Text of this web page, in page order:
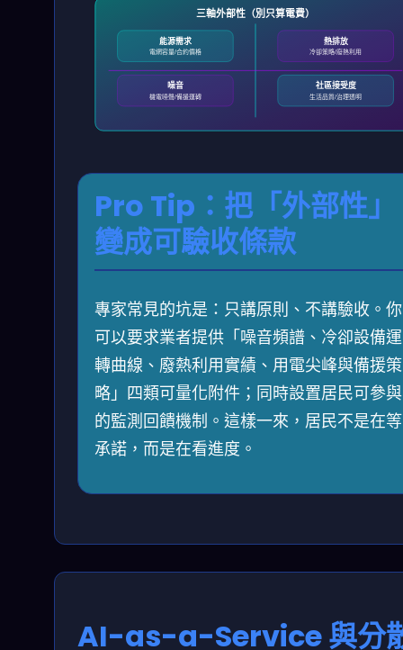
三軸外部性（別只算電費）
能源需求
電網容量/合約價格
熱排放
冷卻策略/廢熱利用
噪音
機電噪聲/備援運轉
社區接受度
生活品質/治理透明
Pro Tip：把「外部性」
變成可驗收條款
專家常見的坑是：只講原則、不講驗收。你
可以要求業者提供「噪音頻譜、冷卻設備運
轉曲線、廢熱利用實績、用電尖峰與備援策
略」四類可量化附件；同時設置居民可參與
的監測回饋機制。這樣一來，居民不是在等
承諾，而是在看進度。
AI-as-a-Service 與分